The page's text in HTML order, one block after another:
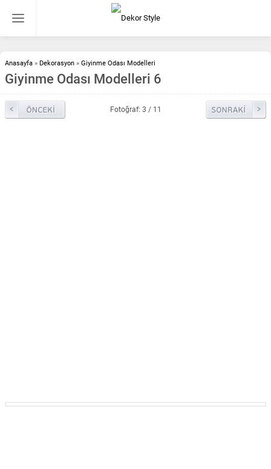
Anasayfa » Dekorasyon » Giyinme Odası Modelleri
Giyinme Odası Modelleri 6
Fotoğraf: 3 / 11